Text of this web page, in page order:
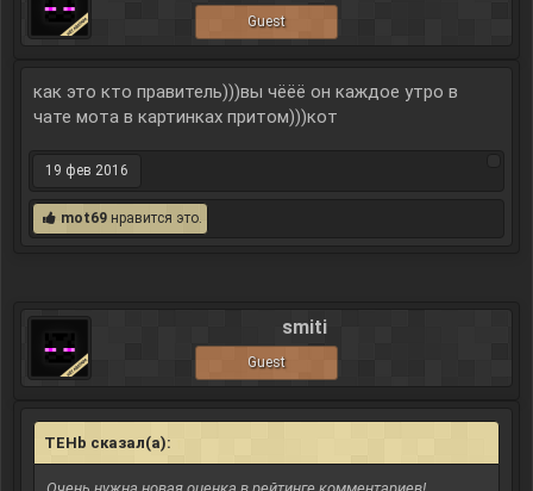
Guest
как это кто правитель)))вы чёёё он каждое утро в
чате мота в картинках притом)))кот
19 фев 2016
mot69 нравится это.
smiti
Guest
TEHb сказал(а):